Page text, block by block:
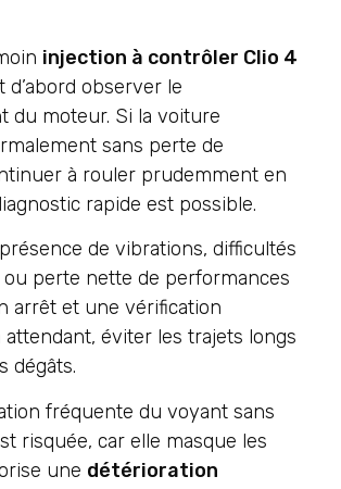
injection à contrôler Clio 4
d’abord observer le
du moteur. Si la voiture
sans perte de
à rouler prudemment en
rapide est possible.
de vibrations, difficultés
ou perte nette de performances
arrêt et une vérification
attendant, éviter les trajets longs
dégâts.
fréquente du voyant sans
risquée, car elle masque les
une détérioration